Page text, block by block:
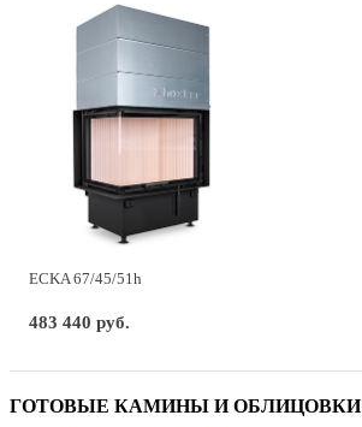
ECKA 67/45/51h
483 440 руб.
ГОТОВЫЕ КАМИНЫ И ОБЛИЦОВКИ